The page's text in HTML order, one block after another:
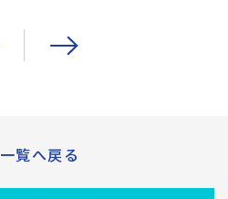
一覧へ戻る